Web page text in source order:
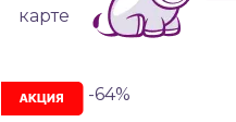
карте
-64%